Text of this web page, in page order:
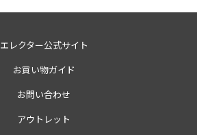
エレクター公式サイト
お買い物ガイド
お問い合わせ
アウトレット